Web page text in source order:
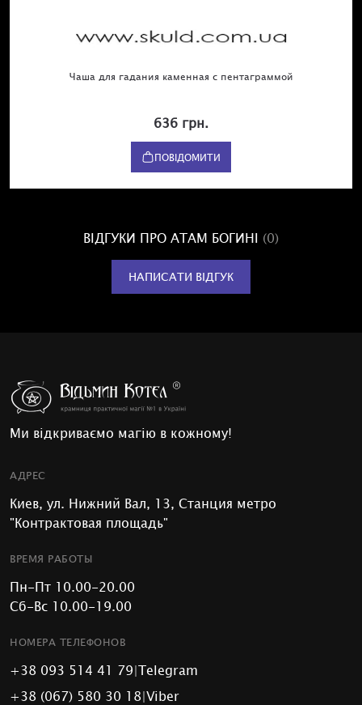
Чаша для гадания каменная с пентаграммой
636 грн.
ПОВІДОМИТИ
ВІДГУКИ ПРО АТАМ БОГИНІ (0)
НАПИСАТИ ВІДГУК
Ми відкриваємо магію в кожному!
АДРЕС
Киев, ул. Нижний Вал, 13, Станция метро
"Контрактовая площадь"
ВРЕМЯ РАБОТЫ
Пн-Пт 10.00-20.00
Сб-Вс 10.00-19.00
НОМЕРА ТЕЛЕФОНОВ
+38 093 514 41 79|Telegram
+38 (067) 580 30 18|Viber